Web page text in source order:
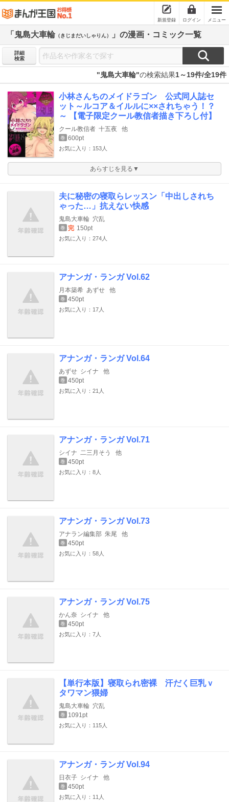
新規登録 ログイン メニュー
「鬼島大車輪 （きじまだいしゃりん） 」の漫画・コミック一覧
詳細
検索
"鬼島大車輪"の検索結果1～19件/全19件
小林さんちのメイドラゴン 公式同人誌セ
ット～ルコア＆イルルに××されちゃう！？
～ 【電子限定クール教信者描き下ろし付】
クール教信者 十五夜 他
巻 600pt
お気に入り：153人
あらすじを見る▼
夫に秘密の寝取らレッスン「中出しされち
ゃった…」抗えない快感
鬼島大車輪 穴乱
巻 完 150pt
お気に入り：274人
アナンガ・ランガ Vol.62
月本築希 あずせ 他
巻 450pt
お気に入り：17人
アナンガ・ランガ Vol.64
あずせ シイナ 他
巻 450pt
お気に入り：21人
アナンガ・ランガ Vol.71
シイナ 二三月そう 他
巻 450pt
お気に入り：8人
アナンガ・ランガ Vol.73
アナラン編集部 朱尾 他
巻 450pt
お気に入り：58人
アナンガ・ランガ Vol.75
かん奈 シイナ 他
巻 450pt
お気に入り：7人
【単行本版】寝取られ密裸 汗だく巨乳ｖ
タワマン猥婦
鬼島大車輪 穴乱
巻 1091pt
お気に入り：115人
アナンガ・ランガ Vol.94
日衣子 シイナ 他
巻 450pt
お気に入り：11人